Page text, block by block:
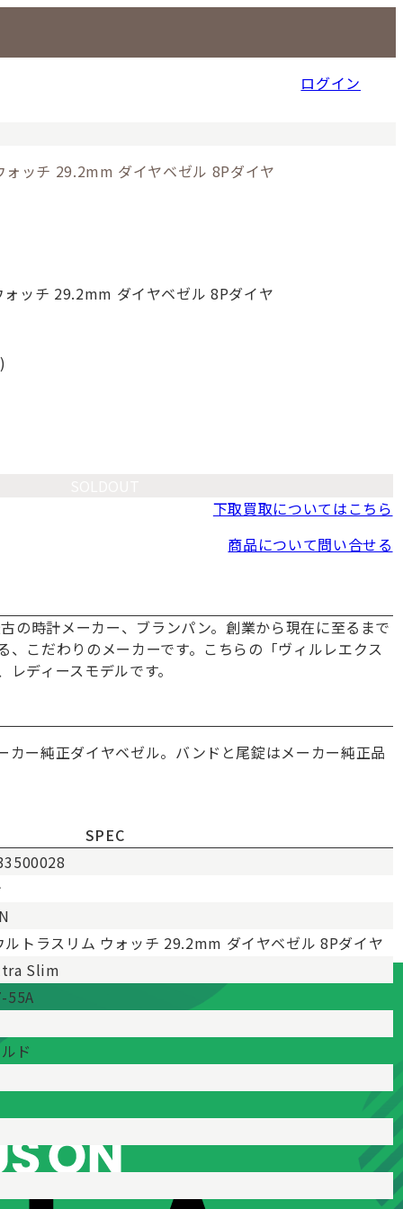
ログイン
ッチ 29.2mm ダイヤベゼル 8Pダイヤ
ッチ 29.2mm ダイヤベゼル 8Pダイヤ
下取買取についてはこちら
商品について問い合せる
の時計メーカー、ブランパン。創業から現在に至るまで
、こだわりのメーカーです。こちらの「ヴィルレエクス
ディースモデルです。
カー純正ダイヤベゼル。バンドと尾錠はメーカー純正品
SPEC
ルトラスリム ウォッチ 29.2mm ダイヤベゼル 8Pダイヤ
Slim
55A
ド